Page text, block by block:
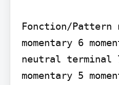
Fonction/Pattern
momentary 6
neutral terminal
momentary 5